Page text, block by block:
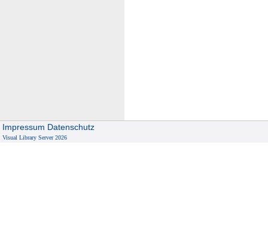
Impressum Datenschutz
Visual Library Server 2026